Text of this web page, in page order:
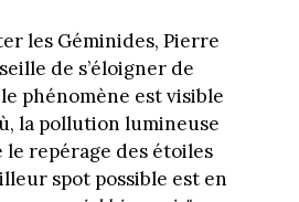
les Géminides, Pierre
de s’éloigner de
phénomène est visible
la pollution lumineuse
le repérage des étoiles
spot possible est en